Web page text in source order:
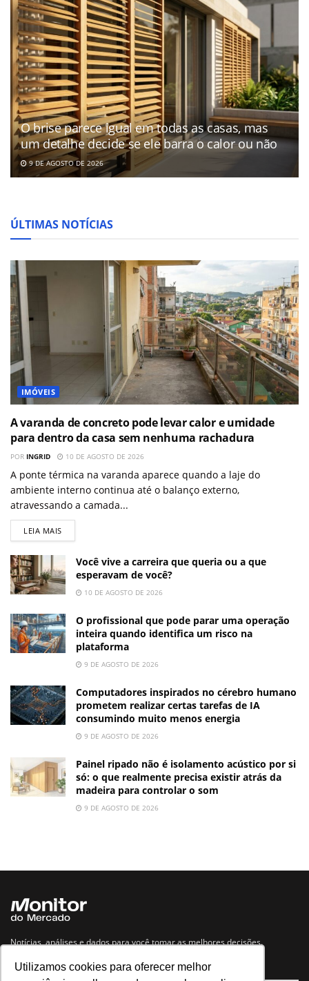
Utilizamos cookies para oferecer melhor
O brise parece igual em todas as casas, mas
um detalhe decide se ele barra o calor ou não
9 DE AGOSTO DE 2026
ÚLTIMAS NOTÍCIAS
IMÓVEIS
A varanda de concreto pode levar calor e umidade
para dentro da casa sem nenhuma rachadura
POR INGRID 10 DE AGOSTO DE 2026
A ponte térmica na varanda aparece quando a laje do
ambiente interno continua até o balanço externo,
atravessando a camada...
LEIA MAIS
Você vive a carreira que queria ou a que
esperavam de você?
10 DE AGOSTO DE 2026
O profissional que pode parar uma operação
inteira quando identifica um risco na
plataforma
9 DE AGOSTO DE 2026
Computadores inspirados no cérebro humano
prometem realizar certas tarefas de IA
consumindo muito menos energia
9 DE AGOSTO DE 2026
Painel ripado não é isolamento acústico por si
só: o que realmente precisa existir atrás da
madeira para controlar o som
9 DE AGOSTO DE 2026
Notícias, análises e dados para você tomar as melhores decisões.
Navegue no site